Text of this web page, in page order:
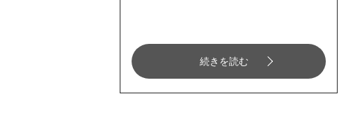
続きを読む